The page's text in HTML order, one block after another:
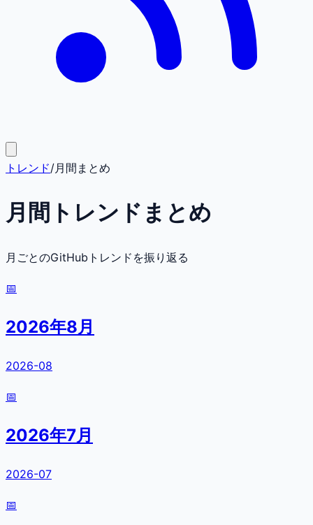
トレンド/月間まとめ
月間トレンドまとめ
月ごとのGitHubトレンドを振り返る
📅
2026年8月
2026-08
📅
2026年7月
2026-07
📅